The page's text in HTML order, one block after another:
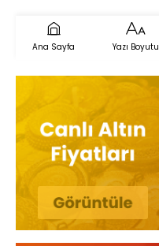
Ana Sayfa Yazı Boyutu